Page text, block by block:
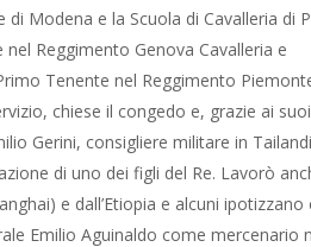
di Modena e la Scuola di Cavalleria di
Reggimento Genova Cavalleria e
Tenente nel Reggimento
chiese il congedo e, grazie ai
Gerini, consigliere militare in
di uno dei figli del Re. Lavorò
e dall’Etiopia e alcuni
Emilio Aguinaldo come mercenario